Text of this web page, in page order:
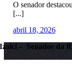
O senador
[...]
abril 18, 2026
Izalci – Senador da